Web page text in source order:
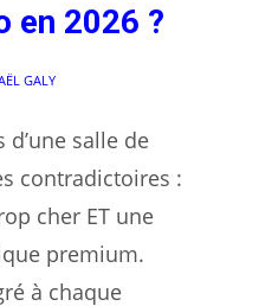
en 2026 ?
GALY
d’une salle de
contradictoires :
cher ET une
premium.
à chaque